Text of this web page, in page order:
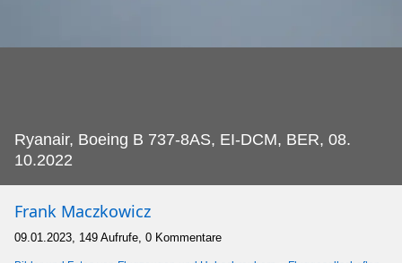
Ryanair, Boeing B 737-8AS, EI-DCM, BER, 08.
10.2022
Frank Maczkowicz
09.01.2023, 149 Aufrufe, 0 Kommentare